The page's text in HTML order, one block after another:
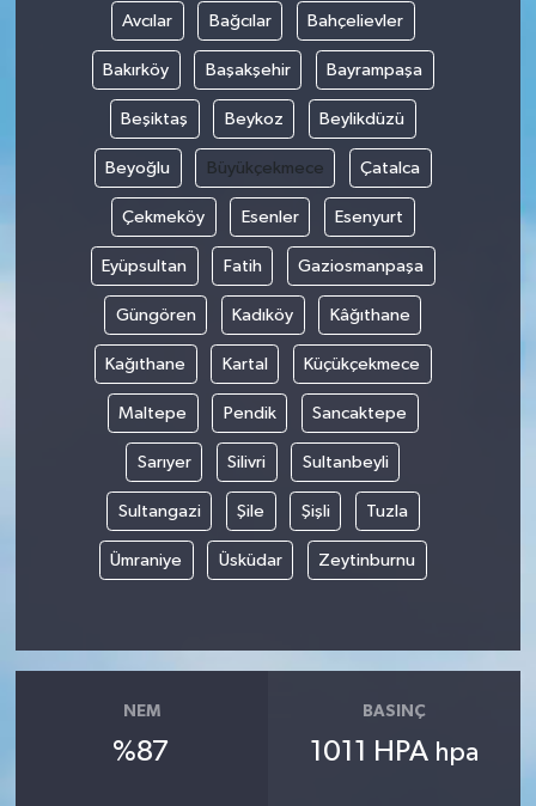
Avcılar Bağcılar Bahçelievler
Bakırköy Başakşehir Bayrampaşa
Beşiktaş Beykoz Beylikdüzü
Beyoğlu Büyükçekmece Çatalca
Çekmeköy Esenler Esenyurt
Eyüpsultan Fatih Gaziosmanpaşa
Güngören Kadıköy Kâğıthane
Kağıthane Kartal Küçükçekmece
Maltepe Pendik Sancaktepe
Sarıyer Silivri Sultanbeyli
Sultangazi Şile Şişli Tuzla
Ümraniye Üsküdar Zeytinburnu
NEM
%87
BASINÇ
1011 HPA hpa